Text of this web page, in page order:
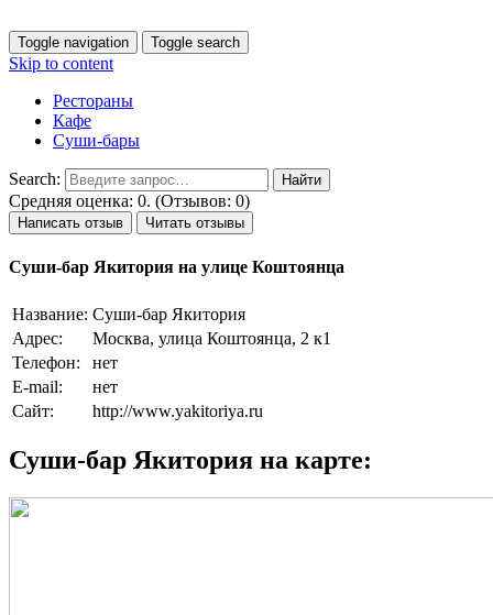
Toggle navigation Toggle search
Skip to content
Рестораны
Кафе
Суши-бары
Search:
Средняя оценка: 0. (Отзывов: 0)
Написать отзыв Читать отзывы
Суши-бар Якитория на улице Коштоянца
Название: Суши-бар Якитория
Адрес:
Москва, улица Коштоянца, 2 к1
Телефон:
нет
E-mail:
нет
Сайт:
http://www.yakitoriya.ru
Суши-бар Якитория на карте: